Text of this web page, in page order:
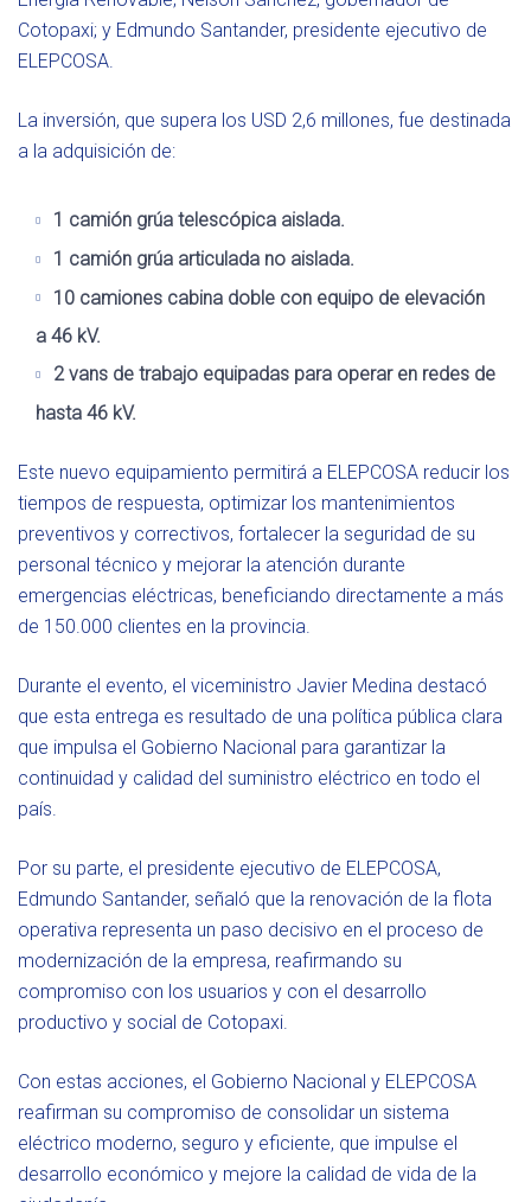
Cotopaxi; y Edmundo Santander, presidente ejecutivo de
ELEPCOSA.
La inversión, que supera los USD 2,6 millones, fue destinada
a la adquisición de:
1 camión grúa telescópica aislada.
1 camión grúa articulada no aislada.
10 camiones cabina doble con equipo de elevación
a 46 kV.
2 vans de trabajo equipadas para operar en redes de
hasta 46 kV.
Este nuevo equipamiento permitirá a ELEPCOSA reducir los
tiempos de respuesta, optimizar los mantenimientos
preventivos y correctivos, fortalecer la seguridad de su
personal técnico y mejorar la atención durante
emergencias eléctricas, beneficiando directamente a más
de 150.000 clientes en la provincia.
Durante el evento, el viceministro Javier Medina destacó
que esta entrega es resultado de una política pública clara
que impulsa el Gobierno Nacional para garantizar la
continuidad y calidad del suministro eléctrico en todo el
país.
Por su parte, el presidente ejecutivo de ELEPCOSA,
Edmundo Santander, señaló que la renovación de la flota
operativa representa un paso decisivo en el proceso de
modernización de la empresa, reafirmando su
compromiso con los usuarios y con el desarrollo
productivo y social de Cotopaxi.
Con estas acciones, el Gobierno Nacional y ELEPCOSA
reafirman su compromiso de consolidar un sistema
eléctrico moderno, seguro y eficiente, que impulse el
desarrollo económico y mejore la calidad de vida de la